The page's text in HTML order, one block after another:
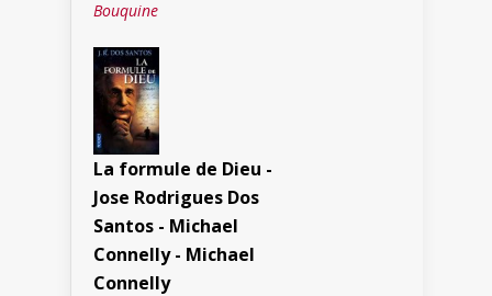
Bouquine
La formule de Dieu -
Jose Rodrigues Dos
Santos - Michael
Connelly - Michael
Connelly